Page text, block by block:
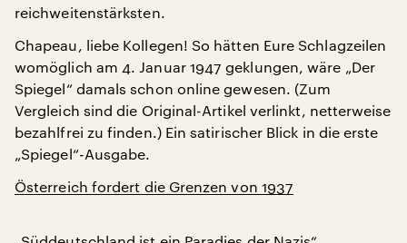
reichweitenstärksten.
Chapeau, liebe Kollegen! So hätten Eure Schlagzeilen
womöglich am 4. Januar 1947 geklungen, wäre „Der
Spiegel“ damals schon online gewesen. (Zum
Vergleich sind die Original-Artikel verlinkt, netterweise
bezahlfrei zu finden.) Ein satirischer Blick in die erste
„Spiegel“-Ausgabe.
Österreich fordert die Grenzen von 1937